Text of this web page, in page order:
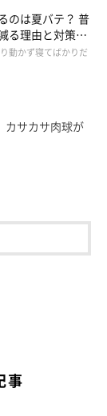
なら、接し方に
減が強い、顔を
していないか、
のは夏バテ？ 普
る理由と対策と
動かず寝てばかりだ
カサカサ肉球が
事